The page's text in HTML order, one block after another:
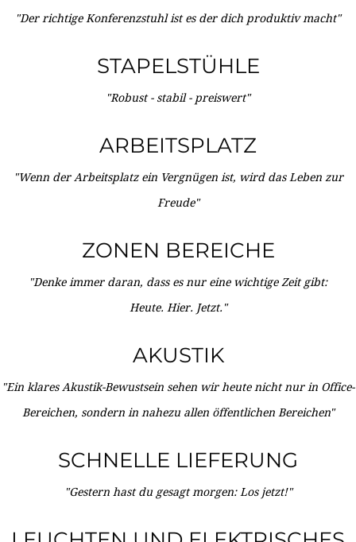
"Der richtige Konferenzstuhl ist es der dich produktiv macht"
STAPELSTÜHLE
"Robust - stabil - preiswert"
ARBEITSPLATZ
"Wenn der Arbeitsplatz ein Vergnügen ist, wird das Leben zur
Freude"
ZONEN BEREICHE
"Denke immer daran, dass es nur eine wichtige Zeit gibt:
Heute. Hier. Jetzt."
AKUSTIK
"Ein klares Akustik-Bewustsein sehen wir heute nicht nur in Office-
Bereichen, sondern in nahezu allen öffentlichen Bereichen"
SCHNELLE LIEFERUNG
"Gestern hast du gesagt morgen: Los jetzt!"